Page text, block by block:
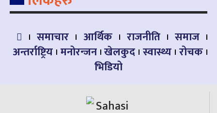
समाचार आर्थिक राजनीति
समाज
अन्तर्राष्ट्रिय मनोरन्जन खेलकुद स्वास्थ्य रोचक
भिडियो